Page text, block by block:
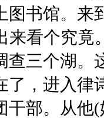
图书馆。来
来看个究竟
查三个湖。
了，进入
干部。从他